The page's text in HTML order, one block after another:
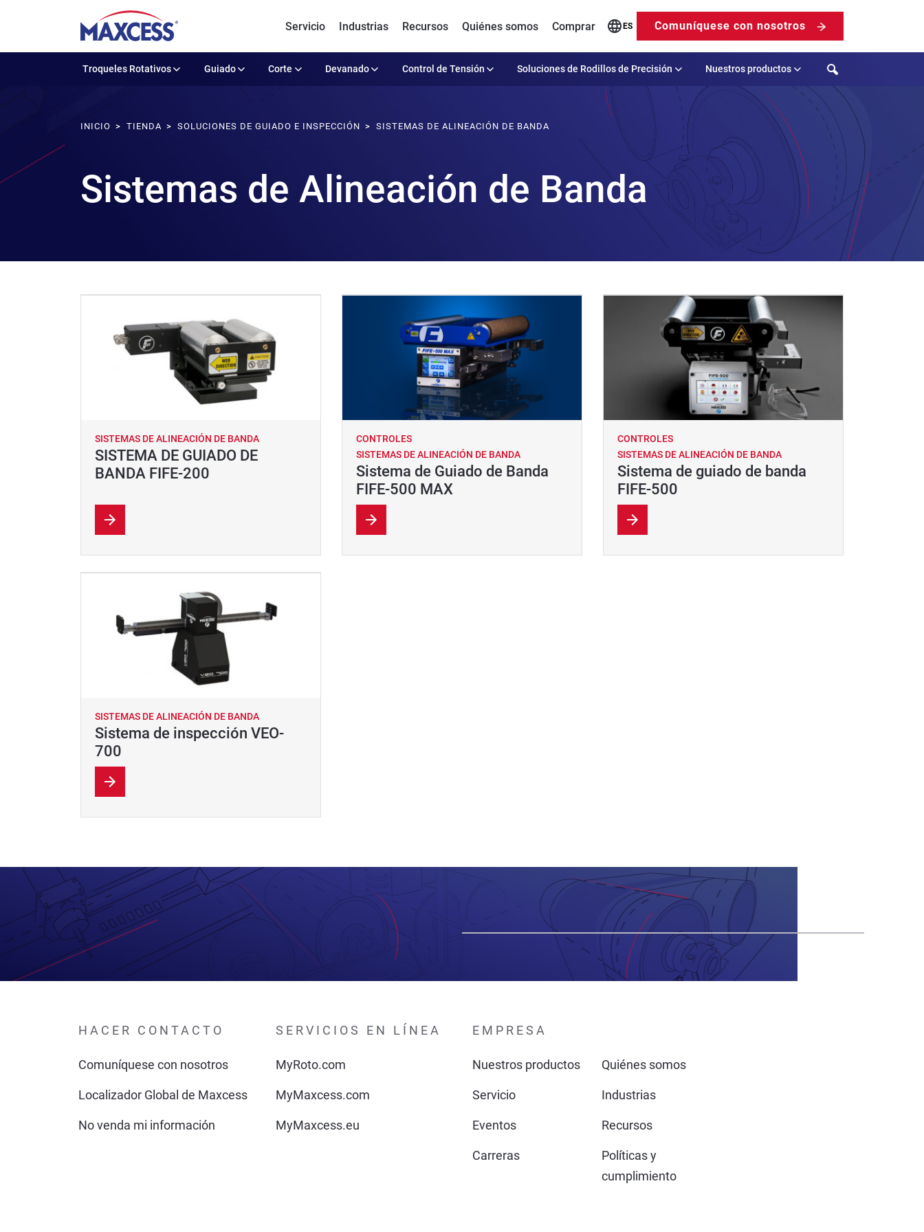
Servicio Industrias Recursos Quiénes somos Comprar ES Comuníquese con nosotros
Troqueles Rotativos Guiado Corte Devanado Control de Tensión Soluciones de Rodillos de Precisión Nuestros productos Search
INICIO TIENDA SOLUCIONES DE GUIADO E INSPECCIÓN SISTEMAS DE ALINEACIÓN DE BANDA
Sistemas de Alineación de Banda
SISTEMAS DE ALINEACIÓN DE BANDA
SISTEMA DE GUIADO DE
BANDA FIFE-200
CONTROLES
SISTEMAS DE ALINEACIÓN DE BANDA
Sistema de Guiado de Banda
FIFE-500 MAX
CONTROLES
SISTEMAS DE ALINEACIÓN DE BANDA
Sistema de guiado de banda
FIFE-500
SISTEMAS DE ALINEACIÓN DE BANDA
Sistema de inspección VEO-
700
HACER CONTACTO
Comuníquese con nosotros
Localizador Global de Maxcess
No venda mi información
SERVICIOS EN LÍNEA
MyRoto.com
MyMaxcess.com
MyMaxcess.eu
EMPRESA
Nuestros productos Quiénes somos
Servicio Industrias
Eventos Recursos
Carreras
Políticas y
cumplimiento